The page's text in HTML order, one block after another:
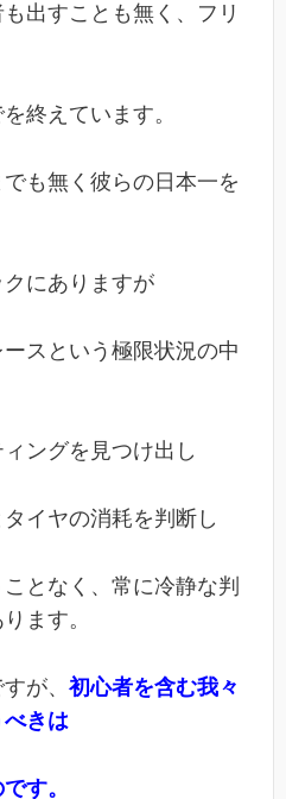
出すことも無く、フリ
終えています。
も無く彼らの日本一を
にありますが
スという極限状況の中
ングを見つけ出し
イヤの消耗を判断し
となく、常に冷静な判
ます。
が、 初心者を含む我々
きは
す。